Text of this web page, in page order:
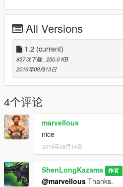
All Versions
1.2 (current)
857次下载, 250.0 KB
2016年08月13日
4个评论
marveIIous
nice
2016年08月14日
ShenLongKazama 作者
@marveIIous Thanks.